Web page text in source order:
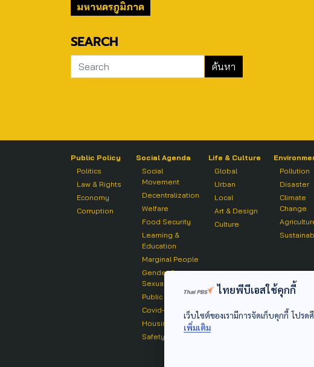
มหานครภูมิภาค
SEARCH
Public Policy
Politics
Law & Rights
Economy
Corruption
Social Agenda
Social
Movement
Decentralization
Welfare
Food Security
Learning &
Education
Marginal People
Gender &
Sexuality
Public Health
Covid-19
Housing
Safety
Life & Culture
Global
Urban
Local
Art & Design
Culture
Pollution
Disaster
Climate
Change
ไทยพีบีเอสใช้คุกกี้
เว็บไซต์ของเรามีการจัดเก็บคุกกี้ โป
เพิ่มเติม